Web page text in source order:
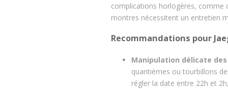
complications horlogères, comme
montres nécessitent un entretien
Recommandations pour
Manipulation délicate
quantièmes ou tourbillons
régler la date entre 22h et